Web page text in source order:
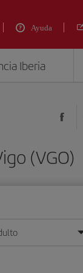
Ayuda
Iberia
(VGO)
mes/año